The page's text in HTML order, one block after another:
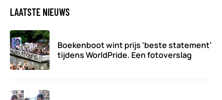
LAATSTE NIEUWS
Boekenboot wint prijs ‘beste statement’
tijdens WorldPride. Een fotoverslag